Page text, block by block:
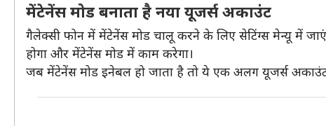
मेंटेनेंस मोड बनाता है नया यूजर्स अकाउंट
गैलेक्सी फोन में मेंटेनेंस मोड चालू करने के लिए सेटिंग्स मेन्यू में
होगा और मेंटेनेंस मोड में काम करेगा।
जब मेंटेनेंस मोड इनेबल हो जाता है तो ये एक अलग यूजर्स